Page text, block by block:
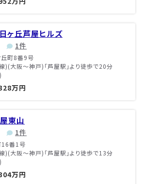
ヶ丘芦屋ヒルズ
1件
町8番9号
)(大阪～神戸)「芦屋駅」より徒歩で20分
万円
東山
1件
16番1号
)(大阪～神戸)「芦屋駅」より徒歩で13分
万円